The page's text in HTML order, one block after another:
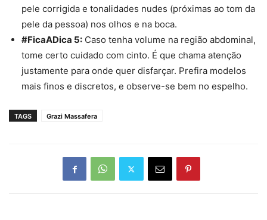
pele corrigida e tonalidades nudes (próximas ao tom da
pele da pessoa) nos olhos e na boca.
#FicaADica 5: Caso tenha volume na região abdominal,
tome certo cuidado com cinto. É que chama atenção
justamente para onde quer disfarçar. Prefira modelos
mais finos e discretos, e observe-se bem no espelho.
TAGS Grazi Massafera